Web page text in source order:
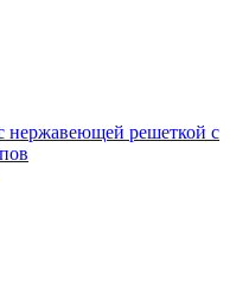
нержавеющей решеткой с